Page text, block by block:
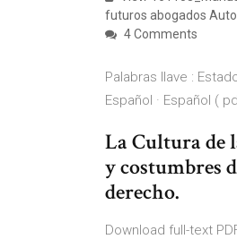
futuros abogados
4 Comments
Palabras llave :
Español · Español (
La Cultura de
y costumbres
derecho.
Download full-text